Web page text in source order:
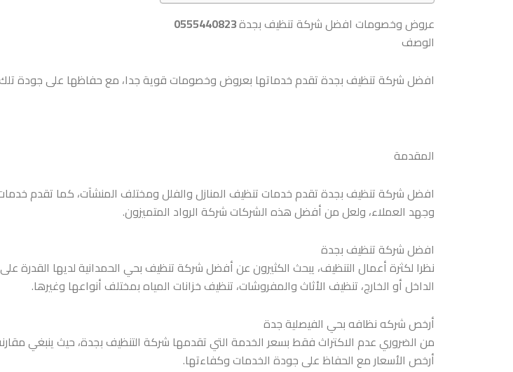
عروض وخصومات افضل شركة تنظيف بجدة
الوصف
افضل شركة تنظيف بجدة تقدم خدماتها بعروض وخصومات قوية جدا، مع حفاظها على جودة
المقدمة
افضل شركة تنظيف بجدة تقدم خدمات تنظيف المنازل والفلل ومختلف المنشآت، كما تقدم
وجهد العملاء، ولعل من أفضل هذه الشركات شركة الرواد المتميزون.
افضل شركة تنظيف بجدة
نظرا لكثرة أعمال التنظيف، يبحث الكثيرون عن أفضل شركة تنظيف بحي الحمدانية لديها
الداخل أو الخارج، تنظيف الأثاث والمفروشات، تنظيف خزانات المياه بمختلف أنواعها وغيرها.
أرخص شركه نظافه بحي الفيصلية جدة
من الضروري عدم الاكتراث فقط بسعر الخدمة التي تقدمها شركة التنظيف بجدة، حيث ينبغي
أرخص الأسعار مع الحفاظ على جودة الخدمات وكفاءتها.